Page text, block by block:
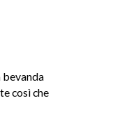
bevanda
così che